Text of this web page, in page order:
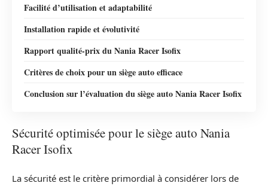
Facilité d’utilisation et adaptabilité
Installation rapide et évolutivité
Rapport qualité-prix du Nania Racer Isofix
Critères de choix pour un siège auto efficace
Conclusion sur l’évaluation du siège auto Nania Racer Isofix
Sécurité optimisée pour le siège auto Nania
Racer Isofix
La sécurité est le critère primordial à considérer lors de